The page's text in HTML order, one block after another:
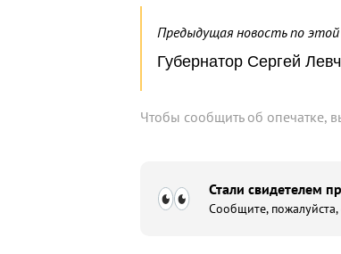
Предыдущая новость по
Губернатор Сергей
Чтобы сообщить об опечатке,
Стали свидетелем
Сообщите,